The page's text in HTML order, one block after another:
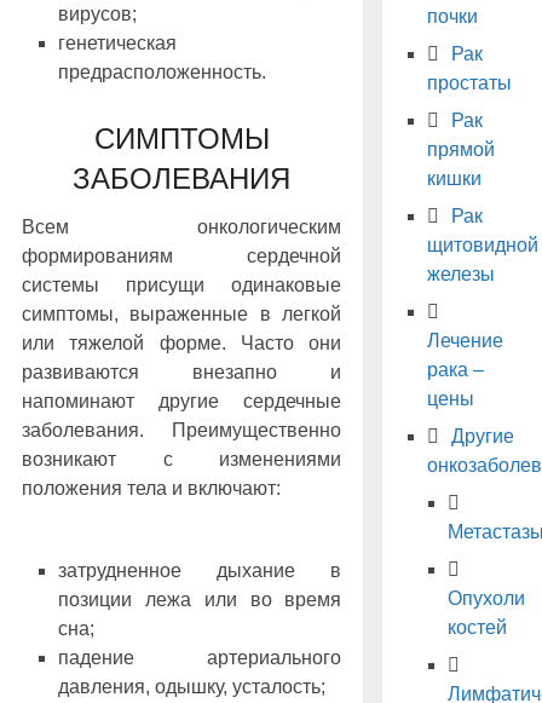
вирусов;
генетическая
предрасположенность.
СИМПТОМЫ
ЗАБОЛЕВАНИЯ
Всем онкологическим
формированиям сердечной
системы присущи одинаковые
симптомы, выраженные в легкой
или тяжелой форме. Часто они
развиваются внезапно и
напоминают другие сердечные
заболевания. Преимущественно
возникают с изменениями
положения тела и включают:
затрудненное дыхание в
позиции лежа или во время
сна;
падение артериального
давления, одышку, усталость;
почки
Рак
простаты
Рак
прямой
кишки
Рак
щитовидной
железы
Лечение
рака –
цены
Другие
Опухоли
костей